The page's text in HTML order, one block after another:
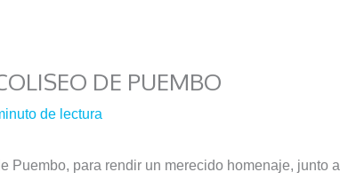
DE PUEMBO
de lectura
Puembo, para rendir un merecido homenaje, junto